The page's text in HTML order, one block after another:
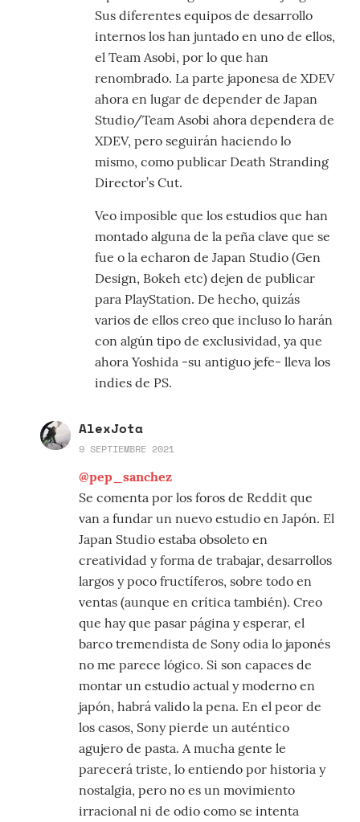
Sus diferentes equipos de desarrollo
internos los han juntado en uno de ellos,
el Team Asobi, por lo que han
renombrado. La parte japonesa de XDEV
ahora en lugar de depender de Japan
Studio/Team Asobi ahora dependera de
XDEV, pero seguirán haciendo lo
mismo, como publicar Death Stranding
Director’s Cut.
Veo imposible que los estudios que han
montado alguna de la peña clave que se
fue o la echaron de Japan Studio (Gen
Design, Bokeh etc) dejen de publicar
para PlayStation. De hecho, quizás
varios de ellos creo que incluso lo harán
con algún tipo de exclusividad, ya que
ahora Yoshida -su antiguo jefe- lleva los
indies de PS.
AlexJota
9 SEPTIEMBRE 2021
@pep_sanchez
Se comenta por los foros de Reddit que
van a fundar un nuevo estudio en Japón. El
Japan Studio estaba obsoleto en
creatividad y forma de trabajar, desarrollos
largos y poco fructíferos, sobre todo en
ventas (aunque en crítica también). Creo
que hay que pasar página y esperar, el
barco tremendista de Sony odia lo japonés
no me parece lógico. Si son capaces de
montar un estudio actual y moderno en
japón, habrá valido la pena. En el peor de
los casos, Sony pierde un auténtico
agujero de pasta. A mucha gente le
parecerá triste, lo entiendo por historia y
nostalgia, pero no es un movimiento
irracional ni de odio como se intenta